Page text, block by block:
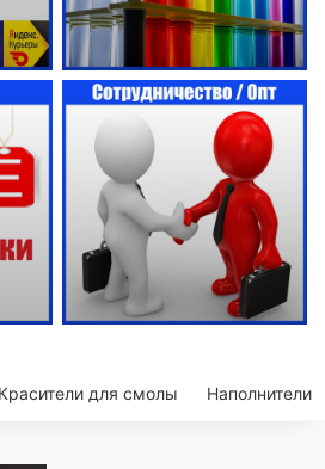
Красители для смолы Наполнители